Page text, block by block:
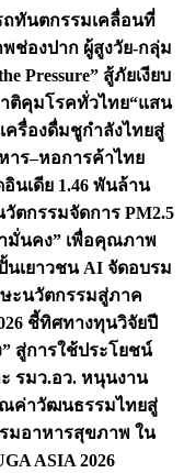
ทันตกรรมเคลื่อนที่
ช่องปาก ผู้สูงวัย-กลุ่ม
Pressure” สู้ภัยเงียบ
ติคุมโรคทั่วไทย“แสน
ครื่องดื่มชูกำลังไทยสู่
าร–หอการค้าไทย
นเดีย 1.46 พันล้าน
ตกรรมจัดการ PM2.5
มั่นคง” เพื่อคุณภาพ
นเยาวชน AI จัดอบรม
ะนวัตกรรมสู่ภาค
ชี้ทิศทางทุนวิจัยปี
สู่การใช้ประโยชน์
รมว.อว. หนุนงาน
ค่าวัฒนธรรมไทยสู่
มอาหารสุขภาพ ใน
ASIA 2026